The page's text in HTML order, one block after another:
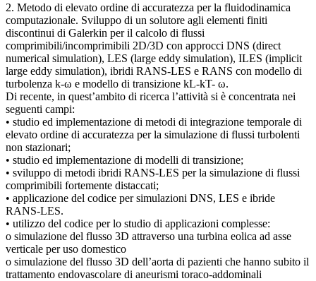
2. Metodo di elevato ordine di accuratezza per la fluidodinamica
computazionale. Sviluppo di un solutore agli elementi finiti
discontinui di Galerkin per il calcolo di flussi
comprimibili/incomprimibili 2D/3D con approcci DNS (direct
numerical simulation), LES (large eddy simulation), ILES (implicit
large eddy simulation), ibridi RANS-LES e RANS con modello di
turbolenza k-ω e modello di transizione kL-kT- ω.
Di recente, in quest’ambito di ricerca l’attività si è concentrata nei
seguenti campi:
• studio ed implementazione di metodi di integrazione temporale di
elevato ordine di accuratezza per la simulazione di flussi turbolenti
non stazionari;
• studio ed implementazione di modelli di transizione;
• sviluppo di metodi ibridi RANS-LES per la simulazione di flussi
comprimibili fortemente distaccati;
• applicazione del codice per simulazioni DNS, LES e ibride
RANS-LES.
• utilizzo del codice per lo studio di applicazioni complesse:
o simulazione del flusso 3D attraverso una turbina eolica ad asse
verticale per uso domestico
o simulazione del flusso 3D dell’aorta di pazienti che hanno subito il
trattamento endovascolare di aneurismi toraco-addominali